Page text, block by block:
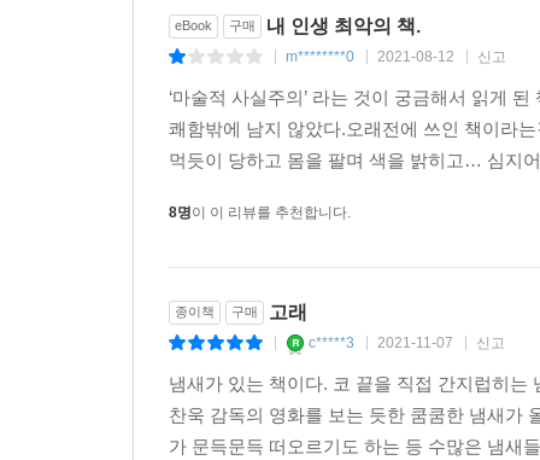
eBook 구매 내 인생 최악의 책.
m********0 2021-08-12 신고
‘마술적 사실주의’ 라는 것이 궁금해서 읽게
쾌함밖에 남지 않았다.오래전에 쓰인 책이라
먹듯이 당하고 몸을 팔며 색을 밝히고… 심지
8명이 이 리뷰를 추천합니다.
종이책 구매 고래
c*****3 2021-11-07 신고
냄새가 있는 책이다. 코 끝을 직접 간지럽히
찬욱 감독의 영화를 보는 듯한 쿰쿰한 냄새가
가 문득문득 떠오르기도 하는 등 수많은 냄새